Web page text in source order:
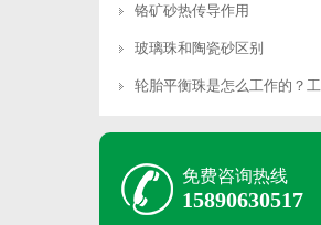
铬矿砂热传导作用
玻璃珠和陶瓷砂区别
免费咨询热线
15890630517